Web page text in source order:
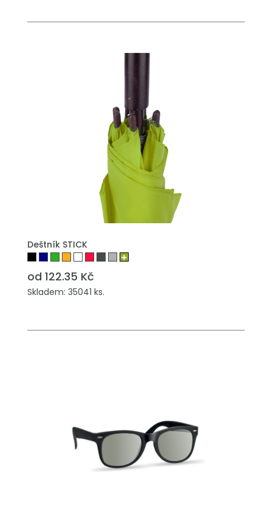
Deštník STICK
od 122.35 Kč
Skladem: 35041 ks.